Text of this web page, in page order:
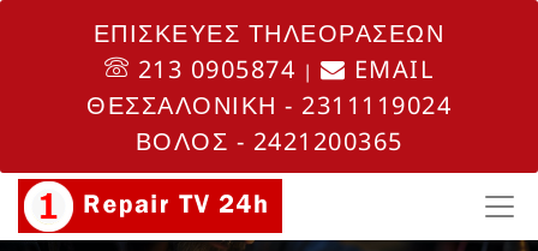
ΕΠΙΣΚΕΥΕΣ ΤΗΛΕΟΡΑΣΕΩΝ
213 0905874 |
EMAIL
ΘΕΣΣΑΛΟΝΙΚΗ - 2311119024
ΒΟΛΟΣ - 2421200365